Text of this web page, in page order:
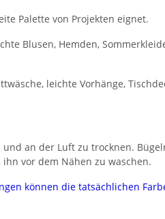
Palette von Projekten eignet.
Blusen, Hemden,
leichte Vorhänge,
an der Luft zu trocknen.
vor dem Nähen zu waschen.
können die tatsächlichen